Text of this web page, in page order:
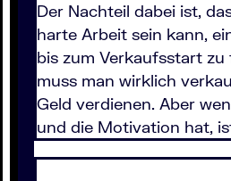
Der Nachteil dabei ist,
harte Arbeit sein kann,
bis zum Verkaufsstart
muss man wirklich
Geld verdienen. Aber
und die Motivation hat,